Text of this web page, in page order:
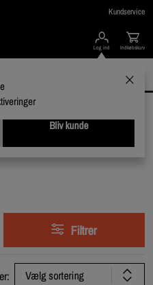
Kundservice
Log ind
Bliv kunde
Indkøbskurv
Filtrer
Vælg sortering